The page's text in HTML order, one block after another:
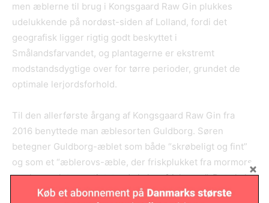
men æblerne til brug i Kongsgaard Raw Gin plukkes
udelukkende på nordøst-siden af Lolland, fordi det
geografisk ligger rigtig godt beskyttet i
Smålandsfarvandet, og plantagerne er ekstremt
modstandsdygtige over for tørre perioder, grundet de
optimale lerjordsforhold.
Til den allerførste årgang af Kongsgaard Raw Gin fra
2016 benyttede man æblesorten Guldborg. Søren
betegner Guldborg-æblet som både “skrøbeligt og fint”
og som et “æblerovs-æble, der friskplukket fra mormors
træ har en let rosa tint, tynd skal og frisk syre”. Det skal
mostes med det samme, fordi der ikke er så meget vand